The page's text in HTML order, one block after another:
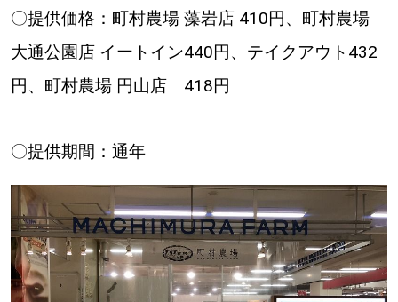
〇提供価格：町村農場 藻岩店 410円、町村農場
大通公園店 イートイン440円、テイクアウト432
円、町村農場 円山店 418円
〇提供期間：通年